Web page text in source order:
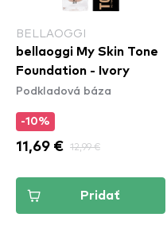
BELLAOGGI
bellaoggi My Skin Tone
Foundation - Ivory
Podkladová báza
-10%
11,69 € 12,99 €
Pridať